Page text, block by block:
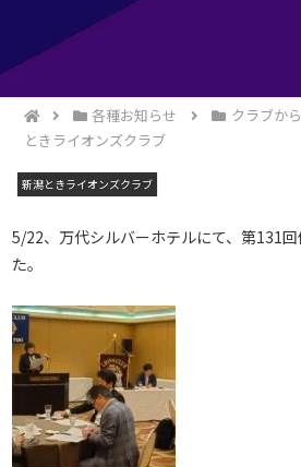
各種お知らせ クラブか
ときライオンズクラブ
新潟ときライオンズクラブ
5/22、万代シルバーホテルにて、第131
た。